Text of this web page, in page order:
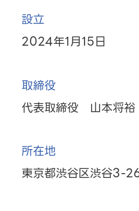
設立
2024年1月15日
取締役
代表取締役 山本将裕
所在地
東京都渋谷区渋谷3-